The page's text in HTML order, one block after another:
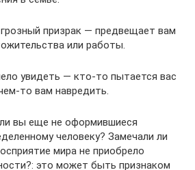
призрак — предвещает вам
или работы.
увидеть — кто-то пытается вас
то вам навредить.
вы еще не оформившиеся
человеку? Замечали ли
мира не приобрело
это может быть признаком